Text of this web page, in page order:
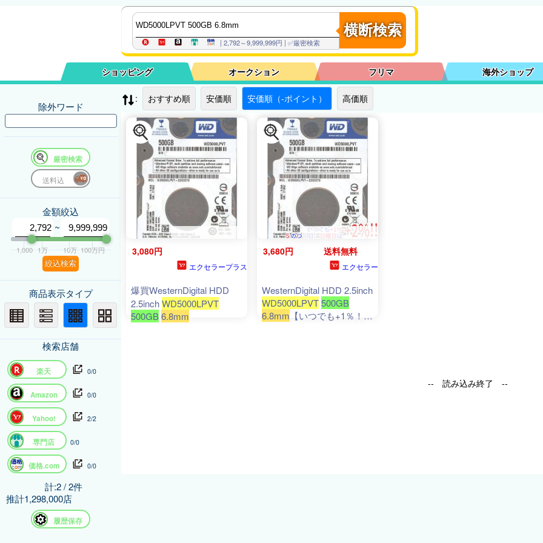
| 2,792～9,999,999円 | ✅厳密検索
横断検索
ショッピング オークション フリマ 海外ショップ
除外ワード
厳密検索
送料込
金額絞込
~
1,000 1万 10万 100万円
絞込検索
商品表示タイプ
検索店舗
楽天 0/0
Amazon 0/0
Yahoo! 2/2
専門店 0/0
価格.com 0/0
計:2 / 2件
推計1,298,000店
履歴保存
: おすすめ順 安価順 安価順（-ポイント） 高価順
3,080円
エクセラープラス
爆買WesternDigital HDD
2.5inchWD5000LPVT
500GB6.8mm
3,680円 送料無料
エクセラー
WesternDigital HDD 2.5inch
WD5000LPVT500GB
6.8mm 【いつでも+1％！5
-- 読み込み終了 --